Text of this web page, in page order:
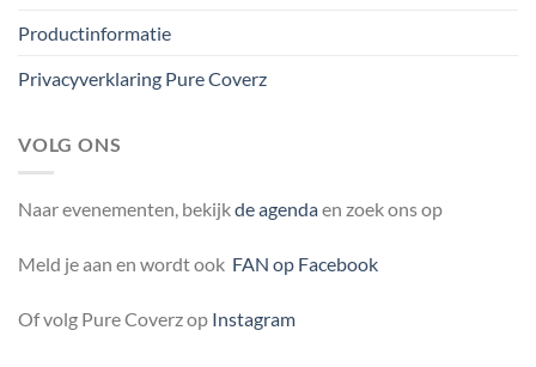
Productinformatie
Privacyverklaring Pure Coverz
VOLG ONS
Naar evenementen, bekijkde agendaen zoek ons op
Meld je aan en wordt ook FAN op Facebook
Of volg Pure Coverz op Instagram